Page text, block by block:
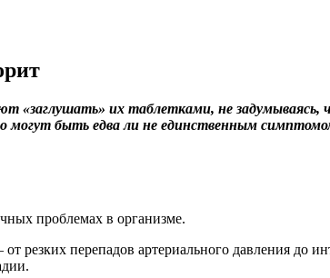
их таблетками, не задумываясь,
могут быть едва ли не единственным
проблемах в организме.
резких перепадов артериального давления до